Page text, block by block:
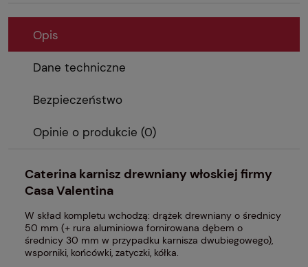
Opis
Dane techniczne
Bezpieczeństwo
Opinie o produkcie (0)
Caterina karnisz drewniany włoskiej firmy
Casa Valentina
W skład kompletu wchodzą: drążek drewniany o średnicy
50 mm (+ rura aluminiowa fornirowana dębem o
średnicy 30 mm w przypadku karnisza dwubiegowego),
wsporniki, końcówki, zatyczki, kółka.